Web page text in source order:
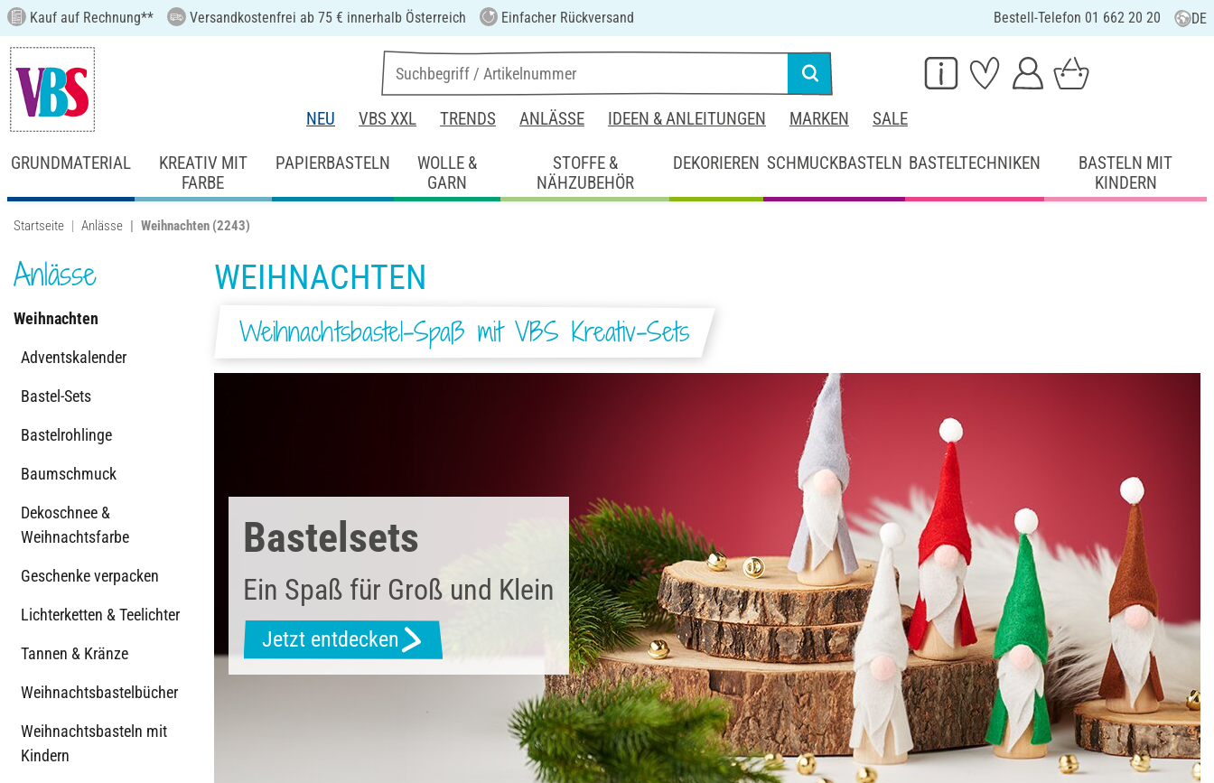
Kauf auf Rechnung** Versandkostenfrei ab 75 € innerhalb Österreich Einfacher Rückversand Bestell-Telefon 01 662 20 20 DE
NEU VBS XXL TRENDS ANLÄSSE IDEEN & ANLEITUNGEN MARKEN SALE
GRUNDMATERIAL
KREATIV MIT
FARBE
PAPIERBASTELN
WOLLE &
GARN
STOFFE &
NÄHZUBEHÖR
DEKORIEREN SCHMUCKBASTELN BASTELTECHNIKEN
BASTELN MIT
KINDERN
Startseite Anlässe Weihnachten (2243)
Anlässe
Weihnachten
Adventskalender
Bastel-Sets
Bastelrohlinge
Baumschmuck
Dekoschnee &
Weihnachtsfarbe
Geschenke verpacken
Lichterketten & Teelichter
Tannen & Kränze
Weihnachtsbastelbücher
Weihnachtsbasteln mit
Kindern
WEIHNACHTEN
Weihnachtsbastel-Spaß mit VBS Kreativ-Sets
Bastelsets
Ein Spaß für Groß und Klein
Jetzt entdecken